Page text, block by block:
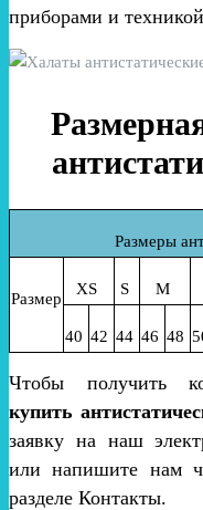
приборами и
Размеры
Размер
XS S M
40 42 44 46 48
Чтобы получить
купить
заявку на наш
или напишите нам
разделе Контакты.